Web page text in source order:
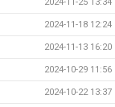
2024-11-18 12:24
2024-11-13 16:20
2024-10-29 11:56
2024-10-22 13:37